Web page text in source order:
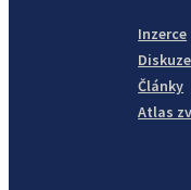
Inzerce
Diskuze
Články
Atlas